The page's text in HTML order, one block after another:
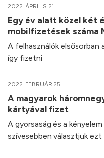
2022. ÁPRILIS 21.
Egy év alatt közel két
mobilfizetések száma
A felhasználók elsősorban
így fizetni
2022. FEBRUÁR 25.
A magyarok
kártyával fizet
A gyorsaság és a
szívesebben választjuk